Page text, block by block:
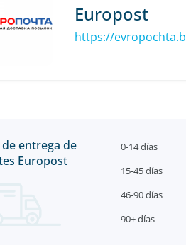
Europost
https://
de entrega de
Europost
0-14 días
15-45 días
46-90 días
90+ días